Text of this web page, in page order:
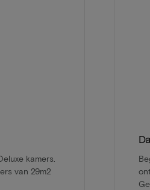
kamers.
van 29m2